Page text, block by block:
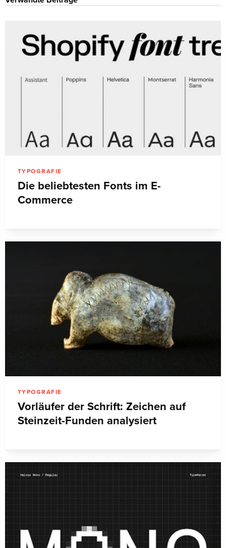
TYPOGRAFIE
Die beliebtesten Fonts im E-
Commerce
TYPOGRAFIE
Vorläufer der Schrift: Zeichen auf
Steinzeit-Funden analysiert